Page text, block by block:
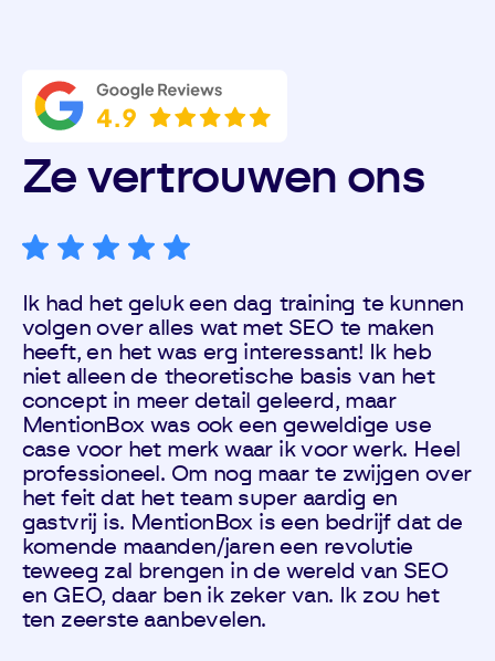
Ze vertrouwen ons
Ik had het geluk een dag training te kunnen
volgen over alles wat met SEO te maken
heeft, en het was erg interessant! Ik heb
niet alleen de theoretische basis van het
concept in meer detail geleerd, maar
MentionBox was ook een geweldige use
case voor het merk waar ik voor werk. Heel
professioneel. Om nog maar te zwijgen over
het feit dat het team super aardig en
gastvrij is. MentionBox is een bedrijf dat de
komende maanden/jaren een revolutie
teweeg zal brengen in de wereld van SEO
en GEO, daar ben ik zeker van. Ik zou het
ten zeerste aanbevelen.